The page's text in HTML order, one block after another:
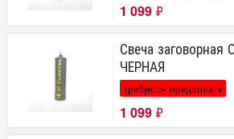
1 099 ₽
Свеча заговорная
ЧЕРНАЯ
требуется предоплата
1 099 ₽